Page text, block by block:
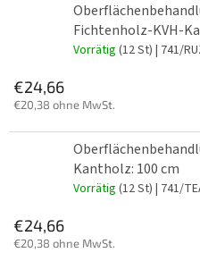
Fichtenholz-KVH-
Vorrätig (12 St) | 741/
€24,66
€20,38 ohne MwSt.
Kantholz: 100 cm
Vorrätig (12 St) | 741/
€24,66
€20,38 ohne MwSt.